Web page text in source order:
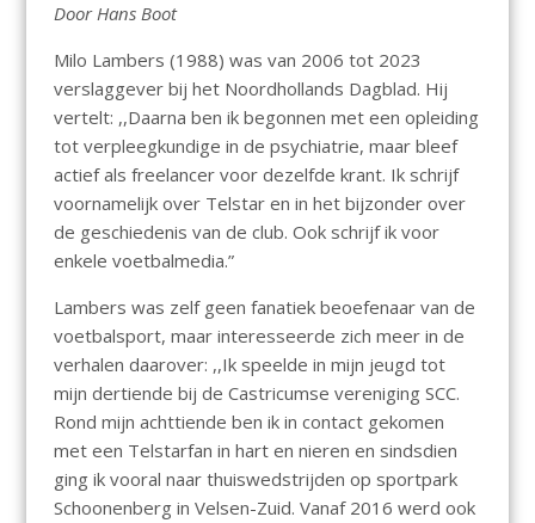
Door Hans Boot
Milo Lambers (1988) was van 2006 tot 2023
verslaggever bij het Noordhollands Dagblad. Hij
vertelt: ,,Daarna ben ik begonnen met een opleiding
tot verpleegkundige in de psychiatrie, maar bleef
actief als freelancer voor dezelfde krant. Ik schrijf
voornamelijk over Telstar en in het bijzonder over
de geschiedenis van de club. Ook schrijf ik voor
enkele voetbalmedia.”
Lambers was zelf geen fanatiek beoefenaar van de
voetbalsport, maar interesseerde zich meer in de
verhalen daarover: ,,Ik speelde in mijn jeugd tot
mijn dertiende bij de Castricumse vereniging SCC.
Rond mijn achttiende ben ik in contact gekomen
met een Telstarfan in hart en nieren en sindsdien
ging ik vooral naar thuiswedstrijden op sportpark
Schoonenberg in Velsen-Zuid. Vanaf 2016 werd ook